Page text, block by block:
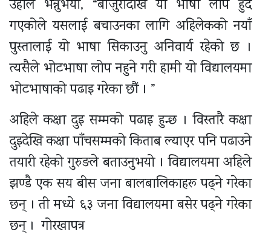
उहाँले भन्नुभयो, “बाजुरादेखि यो भाषा लोप हुँदै
गएकोले यसलाई बचाउनका लागि अहिलेकको नयाँ
पुस्तालाई यो भाषा सिकाउनु अनिवार्य रहेको छ ।
त्यसैले भोटभाषा लोप नहुने गरी हामी यो विद्यालयमा
भोटभाषाको पढाइ गरेका छौं । ”
अहिले कक्षा दुइ सम्मको पढाइ हुन्छ । विस्तारै कक्षा
दुइदेखि कक्षा पाँचसम्मको किताब ल्याएर पनि पढाउने
तयारी रहेको गुरुङले बताउनुभयो । विद्यालयमा अहिले
झण्डै एक सय बीस जना बालबालिकाहरू पढ्ने गरेका
छन् । ती मध्ये ६३ जना विद्यालयमा बसेर पढ्ने गरेका
छन् । गोरखापत्र